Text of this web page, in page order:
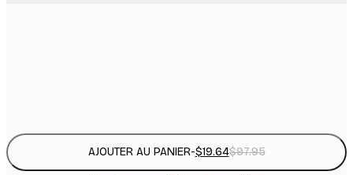
AJOUTER AU PANIER-$19.64$97.95